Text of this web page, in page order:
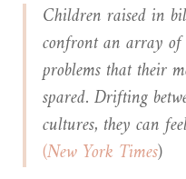
Children raised in
confront an array
problems that their
spared. Drifting
cultures, they can
(New York Times)